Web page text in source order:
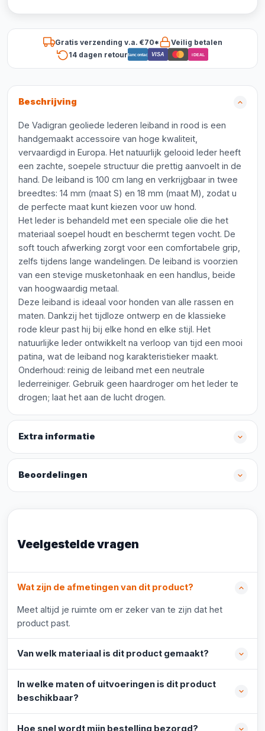
Gratis verzending v.a. €70*
Veilig betalen
14 dagen retourBancontact VISA iDEAL
Beschrijving
De Vadigran geoliede lederen leiband in rood is een
handgemaakt accessoire van hoge kwaliteit,
vervaardigd in Europa. Het natuurlijk gelooid leder heeft
een zachte, soepele structuur die prettig aanvoelt in de
hand. De leiband is 100 cm lang en verkrijgbaar in twee
breedtes: 14 mm (maat S) en 18 mm (maat M), zodat u
de perfecte maat kunt kiezen voor uw hond.
Het leder is behandeld met een speciale olie die het
materiaal soepel houdt en beschermt tegen vocht. De
soft touch afwerking zorgt voor een comfortabele grip,
zelfs tijdens lange wandelingen. De leiband is voorzien
van een stevige musketonhaak en een handlus, beide
van hoogwaardig metaal.
Deze leiband is ideaal voor honden van alle rassen en
maten. Dankzij het tijdloze ontwerp en de klassieke
rode kleur past hij bij elke hond en elke stijl. Het
natuurlijke leder ontwikkelt na verloop van tijd een mooi
patina, wat de leiband nog karakteristieker maakt.
Onderhoud: reinig de leiband met een neutrale
lederreiniger. Gebruik geen haardroger om het leder te
drogen; laat het aan de lucht drogen.
Extra informatie
Beoordelingen
Veelgestelde vragen
Wat zijn de afmetingen van dit product?
Meet altijd je ruimte om er zeker van te zijn dat het
product past.
Van welk materiaal is dit product gemaakt?
In welke maten of uitvoeringen is dit product
beschikbaar?
Hoe snel wordt mijn bestelling bezorgd?